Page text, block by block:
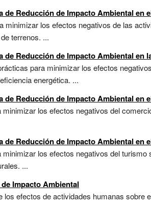
de Reducción de Impacto Ambiental en
minimizar los efectos negativos de las
terrenos. ...
de Reducción de Impacto Ambiental en
para minimizar los efectos
energética. ...
de Reducción de Impacto Ambiental en
minimizar los efectos negativos del
de Reducción de Impacto Ambiental en
minimizar los efectos negativos del
...
Impacto Ambiental
los efectos de actividades humanas sobre